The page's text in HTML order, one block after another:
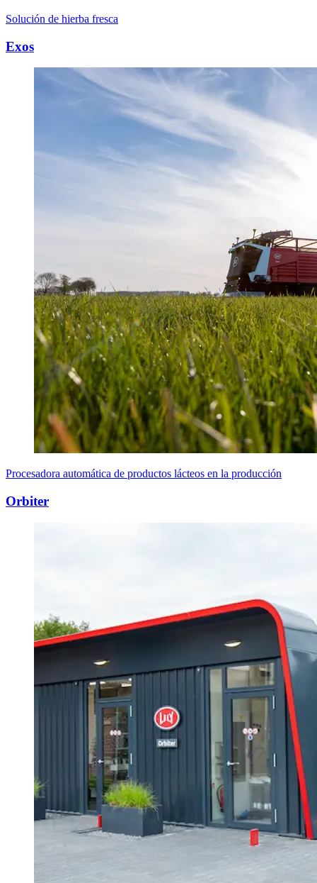
Solución de hierba fresca
Exos
Procesadora automática de productos lácteos en la producción
Orbiter